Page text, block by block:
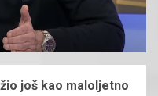
još kao maloljetno